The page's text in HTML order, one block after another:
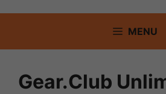
MENU
Gear.Club